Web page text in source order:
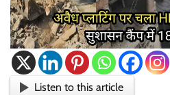
Listen to this article